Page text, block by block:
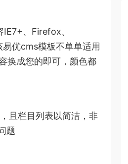
、Firefox、
优cms模板不单单适用
换成您的即可，颜色都
且栏目列表以简洁，非
题